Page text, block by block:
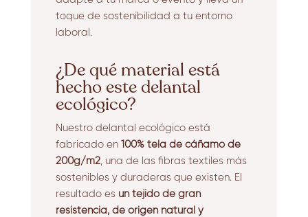
toque de sostenibilidad a tu entorno
laboral.
¿De qué material está
hecho este delantal
ecológico?
Nuestro delantal ecológico está
fabricado en 100% tela de cáñamo de
200g/m2, una de las fibras textiles más
sostenibles y duraderas que existen. El
resultado es un tejido de gran
resistencia, de origen natural y